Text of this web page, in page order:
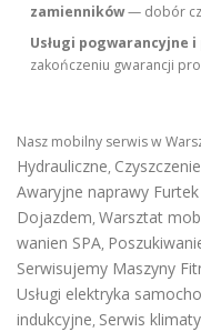
zamienników— dobór
Usługi pogwarancyjne
zakończeniu gwarancji
Nasz mobilny serwis w
Hydrauliczne,
Awaryjne naprawy
Dojazdem, Warsztat
wanien SPA,
Serwisujemy Maszyny
Usługi elektryka
indukcyjne, Serwis